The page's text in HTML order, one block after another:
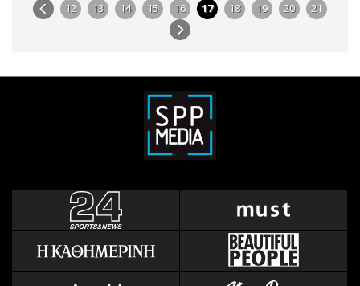
12 13 14 15 16 17 18 19 20 21